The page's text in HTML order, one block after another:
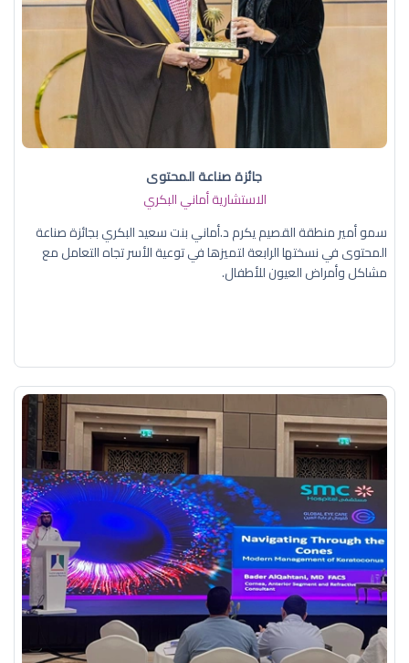
جائزة صناعة المحتوى
الاستشارية أماني البكري
سمو أمير منطقة القصيم يكرم د.أماني بنت سعيد البكري بجائزة صناعة
المحتوى في نسختها الرابعة لتميزها في توعية الأسر تجاه التعامل مع
مشاكل وأمراض العيون للأطفال.